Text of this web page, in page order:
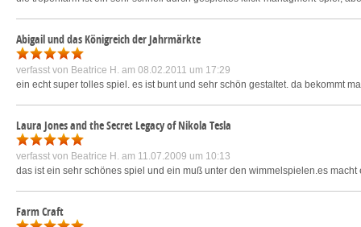
Abigail und das Königreich der Jahrmärkte
verfasst von Beatrice H. am 08.02.2011 um 17:29
ein echt super tolles spiel. es ist bunt und sehr schön gestaltet. da bekommt
Laura Jones and the Secret Legacy of Nikola Tesla
verfasst von Beatrice H. am 11.07.2009 um 10:13
das ist ein sehr schönes spiel und ein muß unter den wimmelspielen.es
Farm Craft